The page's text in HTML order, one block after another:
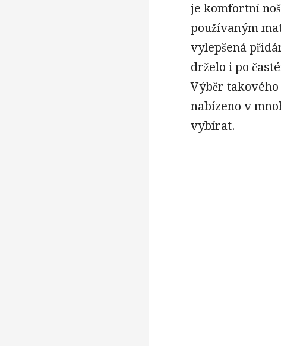
je komfortní
používaným
vylepšená
drželo i po
Výběr
nabízeno v
vybírat.